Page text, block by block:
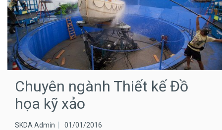
Chuyên ngành Thiết kế Đồ
họa kỹ xảo
SKDA Admin 01/01/2016